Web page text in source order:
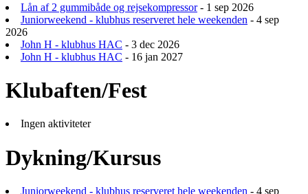
Lån af 2 gummibåde og rejsekompressor- 1 sep 2026
Juniorweekend - klubhus reserveret hele weekenden - 4 sep
2026
John H - klubhus HAC - 3 dec 2026
John H - klubhus HAC - 16 jan 2027
Klubaften/Fest
Ingen aktiviteter
Dykning/Kursus
Juniorweekend - klubhus reserveret hele weekenden - 4 sep